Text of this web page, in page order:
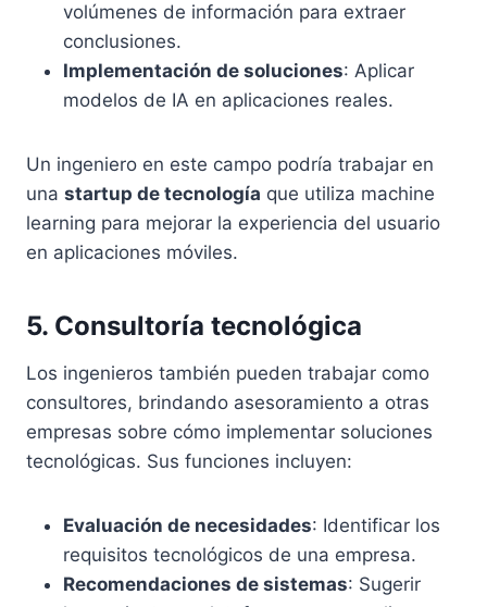
volúmenes de información para extraer
conclusiones.
Implementación de soluciones: Aplicar
modelos de IA en aplicaciones reales.
Un ingeniero en este campo podría trabajar en
una startup de tecnología que utiliza machine
learning para mejorar la experiencia del usuario
en aplicaciones móviles.
5. Consultoría tecnológica
Los ingenieros también pueden trabajar como
consultores, brindando asesoramiento a otras
empresas sobre cómo implementar soluciones
tecnológicas. Sus funciones incluyen:
Evaluación de necesidades: Identificar los
requisitos tecnológicos de una empresa.
Recomendaciones de sistemas: Sugerir